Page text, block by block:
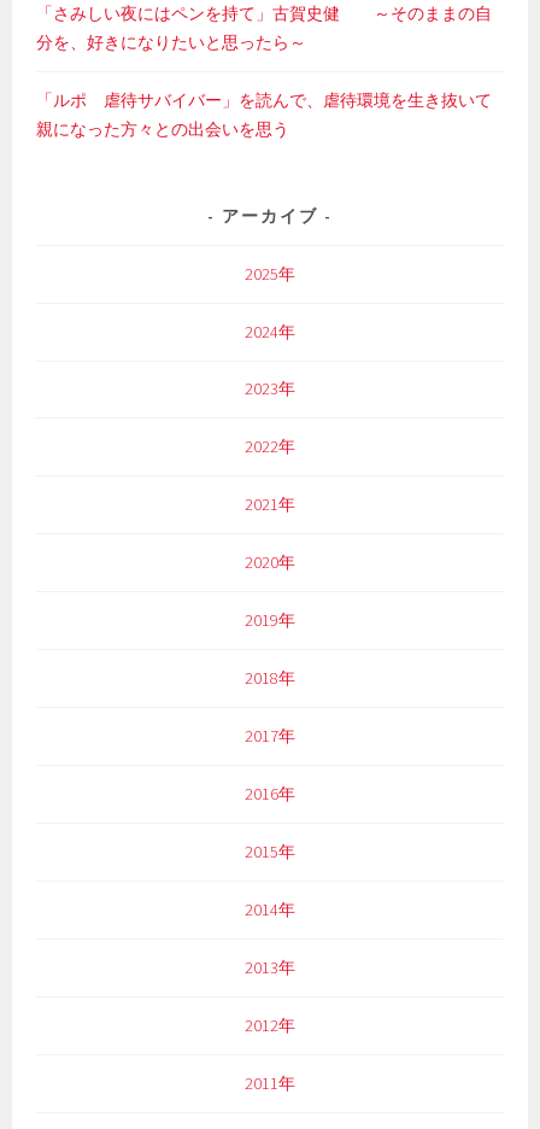
「さみしい夜にはペンを持て」古賀史健 ～そのままの自
分を、好きになりたいと思ったら～
「ルポ 虐待サバイバー」を読んで、虐待環境を生き抜いて
親になった方々との出会いを思う
アーカイブ
2025年
2024年
2023年
2022年
2021年
2020年
2019年
2018年
2017年
2016年
2015年
2014年
2013年
2012年
2011年